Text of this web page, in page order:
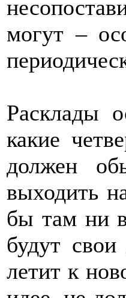
могут –
Расклады
какие
должен
выходить
бы там ни
будут
летит к